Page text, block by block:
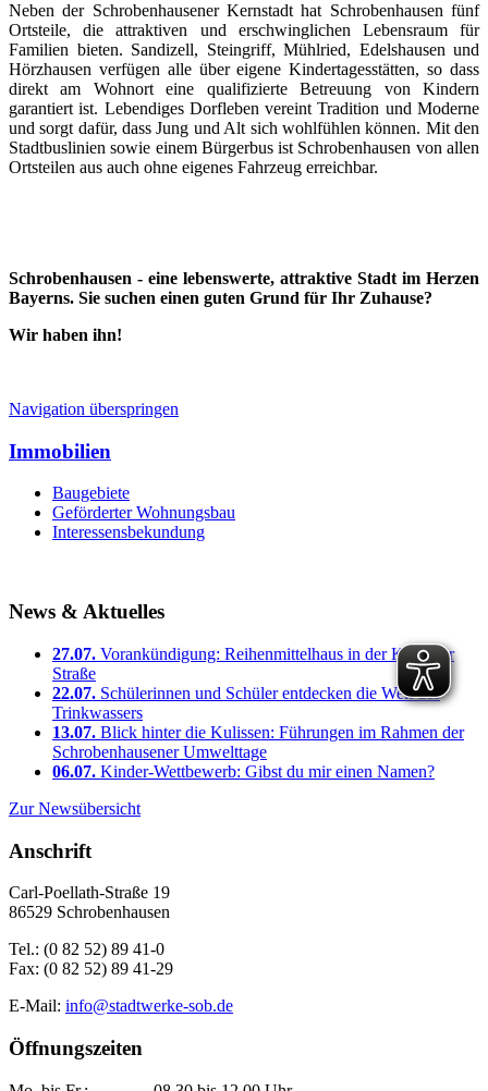
Neben der Schrobenhausener Kernstadt hat Schrobenhausen fünf
Ortsteile, die attraktiven und erschwinglichen Lebensraum für
Familien bieten. Sandizell, Steingriff, Mühlried, Edelshausen und
Hörzhausen verfügen alle über eigene Kindertagesstätten, so dass
direkt am Wohnort eine qualifizierte Betreuung von Kindern
garantiert ist. Lebendiges Dorfleben vereint Tradition und Moderne
und sorgt dafür, dass Jung und Alt sich wohlfühlen können. Mit den
Stadtbuslinien sowie einem Bürgerbus ist Schrobenhausen von allen
Ortsteilen aus auch ohne eigenes Fahrzeug erreichbar.
Schrobenhausen - eine lebenswerte, attraktive Stadt im Herzen
Bayerns. Sie suchen einen guten Grund für Ihr Zuhause?
Wir haben ihn!
Navigation überspringen
Immobilien
Baugebiete
Geförderter Wohnungsbau
Interessensbekundung
News & Aktuelles
27.07. Vorankündigung: Reihenmittelhaus in der Kaplitzer
Straße
22.07. Schülerinnen und Schüler entdecken die Welt des
Trinkwassers
13.07. Blick hinter die Kulissen: Führungen im Rahmen der
Schrobenhausener Umwelttage
06.07. Kinder-Wettbewerb: Gibst du mir einen Namen?
Zur Newsübersicht
Anschrift
Carl-Poellath-Straße 19
86529 Schrobenhausen
Tel.: (0 82 52) 89 41-0
Fax: (0 82 52) 89 41-29
E-Mail: info@stadtwerke-sob.de
Öffnungszeiten